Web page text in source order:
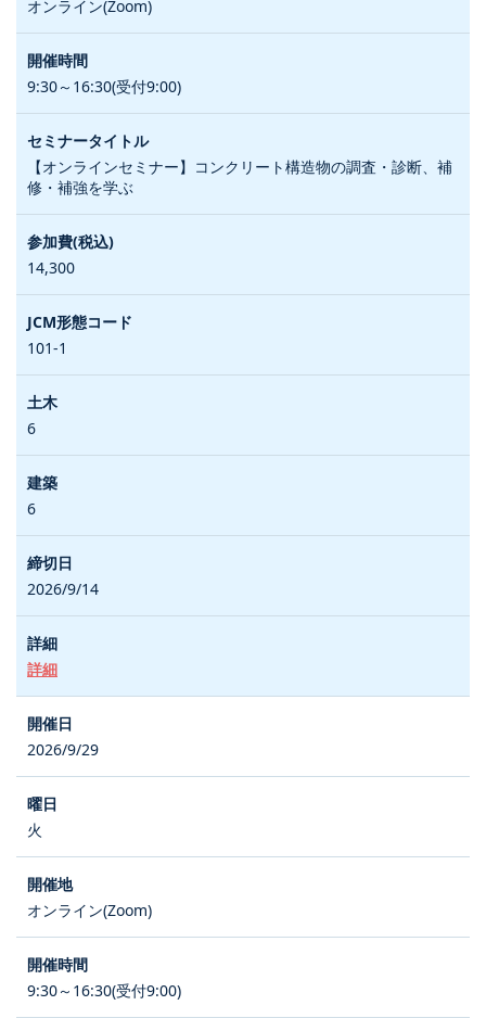
オンライン(Zoom)
9:30～16:30(受付9:00)
【オンラインセミナー】コンクリート構造物の調査・診断、補
修・補強を学ぶ
14,300
101-1
6
6
2026/9/14
詳細
2026/9/29
火
オンライン(Zoom)
9:30～16:30(受付9:00)